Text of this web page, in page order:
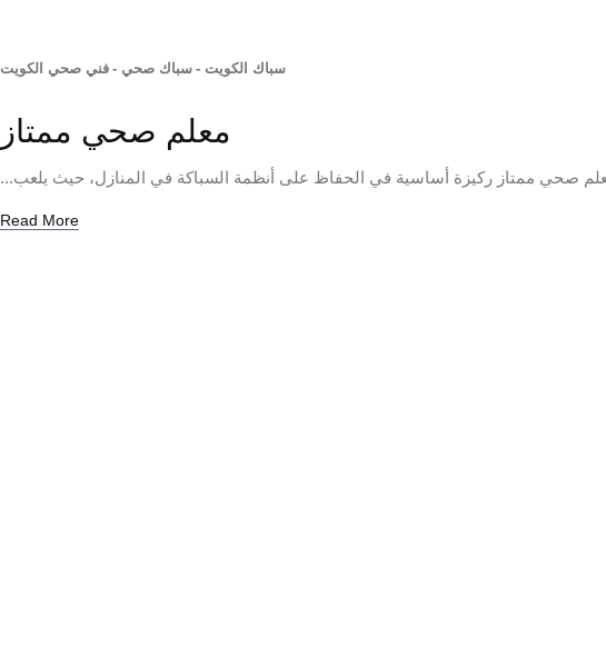
سباك الكويت - سباك صحي - فني صحي الكويت
معلم صحي ممتاز
صحي ممتاز ركيزة أساسية في الحفاظ على أنظمة السباكة في المنازل، حيث يلعب...
Read More